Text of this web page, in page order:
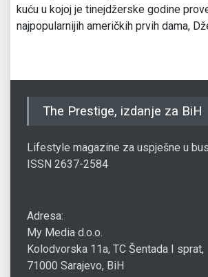
kuću u kojoj je tinejdžerske godine
najpopularnijih američkih prvih dama,
The Prestige, izdanje za BiH
Lifestyle magazine za uspješne u
ISSN 2637-2584
Adresa:
My Media d.o.o.
Kolodvorska 11a, TC Šentada I sprat,
71000 Sarajevo, BiH